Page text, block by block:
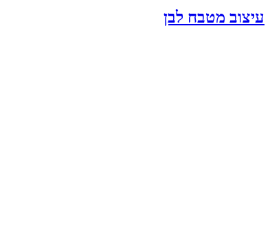
עיצוב מטבח לבן